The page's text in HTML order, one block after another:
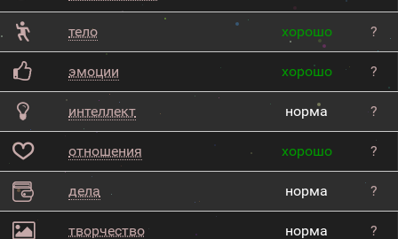
тело хорошо ?
эмоции хорошо ?
интеллект норма ?
отношения хорошо ?
дела норма ?
творчество норма ?